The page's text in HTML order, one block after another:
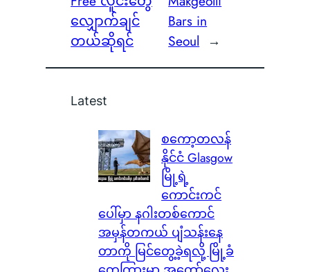
လျှောက်ချင်
တယ်ဆိုရင်
Bars in
Seoul →
Latest
စကော့တလန်
နိုင်ငံ Glasgow
မြို့ရဲ့
ကောင်းကင်
ပေါ်မှာ နဂါးတစ်ကောင်
အမှန်တကယ် ပျံသန်းနေ
တာကို မြင်တွေ့ခဲ့ရလို့ မြို့ခံ